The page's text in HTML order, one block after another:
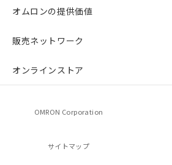
オムロンの提供価値
販売ネットワーク
オンラインストア
OMRON Corporation
サイトマップ